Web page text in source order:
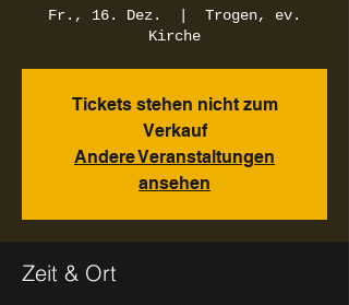
Fr., 16. Dez.
Trogen, ev.
Kirche
Tickets stehen nicht zum
Verkauf
Andere Veranstaltungen
ansehen
Zeit & Ort